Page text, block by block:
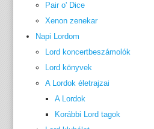
Pair o' Dice
Xenon zenekar
Napi Lordom
Lord koncertbeszámolók
Lord könyvek
A Lordok életrajzai
A Lordok
Korábbi Lord tagok